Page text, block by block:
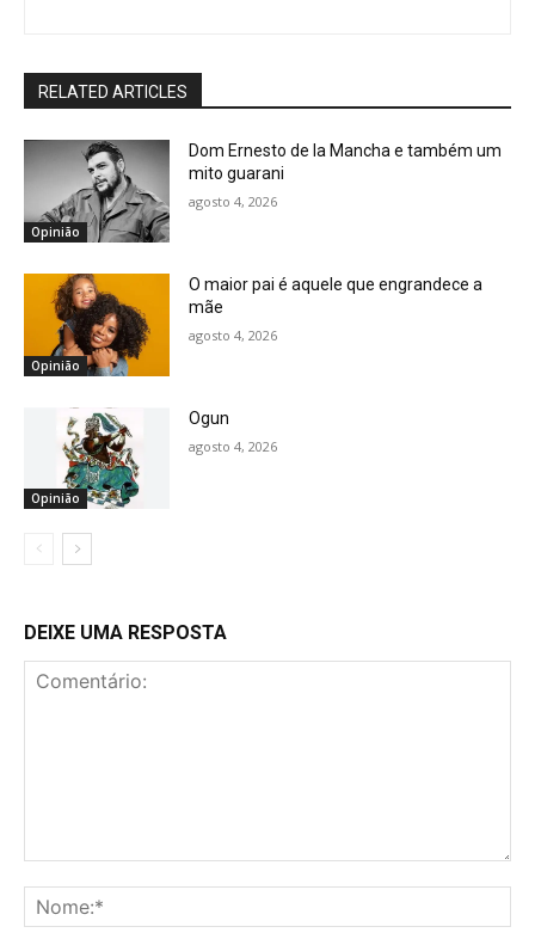
RELATED ARTICLES
Opinião
Dom Ernesto de la Mancha e também um
mito guarani
agosto 4, 2026
Opinião
O maior pai é aquele que engrandece a
mãe
agosto 4, 2026
Opinião
Ogun
agosto 4, 2026
DEIXE UMA RESPOSTA